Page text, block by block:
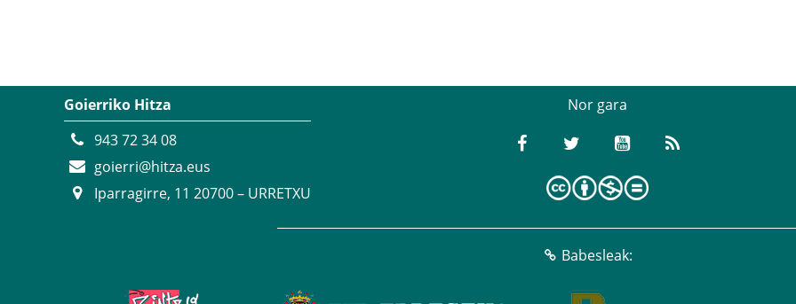
Goierriko Hitza
943 72 34 08
goierri@hitza.eus
Iparragirre, 11 20700 – URRETXU
Nor gara
Babesleak: